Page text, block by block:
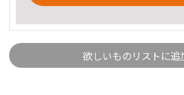
欲しいものリストに追